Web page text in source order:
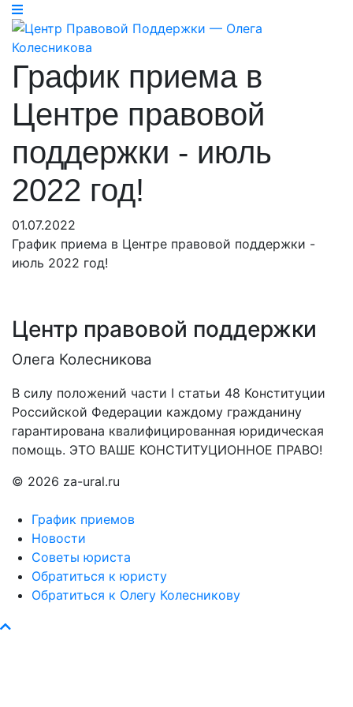
График приема в
Центре правовой
поддержки - июль
2022 год!
01.07.2022
График приема в Центре правовой поддержки -
июль 2022 год!
Центр правовой поддержки
Олега Колесникова
В силу положений части I статьи 48 Конституции
Российской Федерации каждому гражданину
гарантирована квалифицированная юридическая
помощь. ЭТО ВАШЕ КОНСТИТУЦИОННОЕ ПРАВО!
© 2026 za-ural.ru
График приемов
Новости
Советы юриста
Обратиться к юристу
Обратиться к Олегу Колесникову